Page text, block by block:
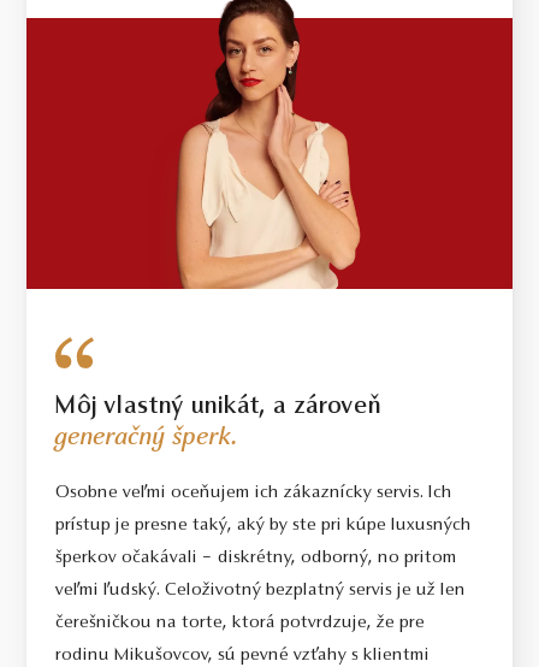
Môj vlastný unikát, a zároveň
generačný šperk.
Osobne veľmi oceňujem ich zákaznícky servis. Ich
prístup je presne taký, aký by ste pri kúpe luxusných
šperkov očakávali – diskrétny, odborný, no pritom
veľmi ľudský. Celoživotný bezplatný servis je už len
čerešničkou na torte, ktorá potvrdzuje, že pre
rodinu Mikušovcov, sú pevné vzťahy s klientmi